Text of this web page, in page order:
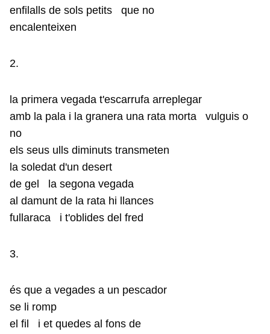
enfilalls de sols petits que no
encalenteixen
2.
la primera vegada t'escarrufa arreplegar
amb la pala i la granera una rata morta vulguis o
no
els seus ulls diminuts transmeten
la soledat d'un desert
de gel la segona vegada
al damunt de la rata hi llances
fullaraca i t'oblides del fred
3.
és que a vegades a un pescador
se li romp
el fil i et quedes al fons de